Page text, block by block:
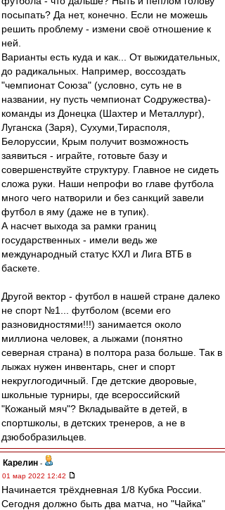
посыпать? Да нет, конечно. Если не можешь
решить проблему - измени своё отношение к
ней.
Варианты есть куда и как... От выжидательных,
до радикальных. Например, воссоздать
"чемпионат Союза" (условно, суть не в
названии, ну пусть чемпионат Содружества)-
команды из Донецка (Шахтер и Металлург),
Луганска (Заря), Сухуми,Тирасполя,
Белоруссии, Крым получит возможность
заявиться - играйте, готовьте базу и
совершенствуйте структуру. Главное не сидеть
сложа руки. Наши непрофи во главе футбола
много чего натворили и без санкций завели
футбол в яму (даже не в тупик).
А насчет выхода за рамки границ
государственных - имели ведь же
международный статус КХЛ и Лига ВТБ в
баскете.
Другой вектор - футбол в нашей стране далеко
не спорт №1... футболом (всеми его
разновидностями!!!) занимается около
миллиона человек, а лыжами (понятно
северная страна) в полтора раза больше. Так в
лыжах нужен инвентарь, снег и спорт
некруглогодичный. Где детские дворовые,
школьные турниры, где всероссийский
"Кожаный мяч"? Вкладывайте в детей, в
спортшколы, в детских тренеров, а не в
дзюбобразильцев.
Карелин -
01 мар 2022 12:42
Начинается трёхдневная 1/8 Кубка России.
Сегодня должно быть два матча, но "Чайка"